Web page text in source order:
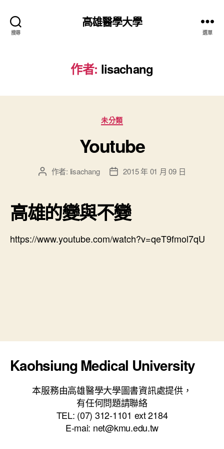
搜尋
高雄醫學大學
選單
作者: lisachang
分
類
未分類
Youtube
文
者
作者: lisachang
文
佈
日
2015 年 01 月 09 日
高雄的變與不變
https://www.youtube.com/watch?v=qeT9fmol7qU
Kaohsiung Medical University
本服務由高雄醫學大學圖書資訊處提供，
有任何問題請聯絡
TEL: (07) 312-1101 ext 2184
E-mai: net@kmu.edu.tw